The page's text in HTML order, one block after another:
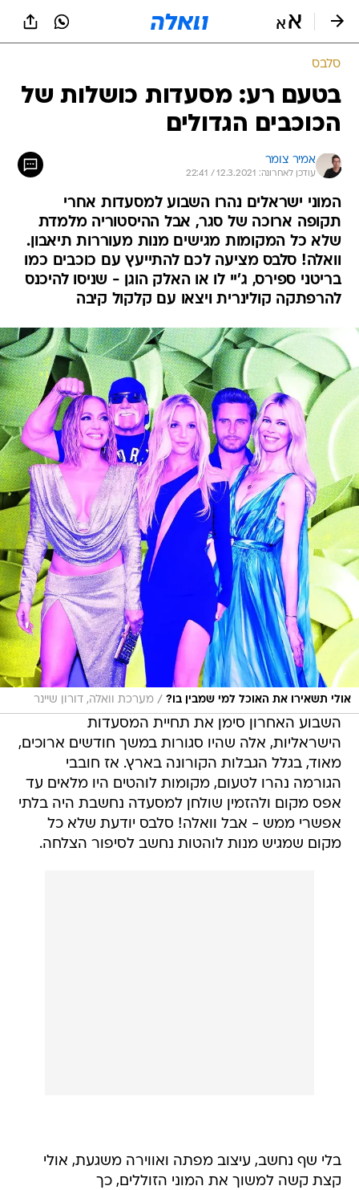
סלבס
בטעם רע: מסעדות כושלות של
הכוכבים הגדולים
אמיר צומר
עודכן לאחרונה: 12.3.2021 / 22:41
המוני ישראלים נהרו השבוע למסעדות אחרי
תקופה ארוכה של סגר, אבל ההיסטוריה מלמדת
שלא כל המקומות מגישים מנות מעוררות תיאבון.
וואלה! סלבס מציעה לכם להתייעץ עם כוכבים כמו
בריטני ספירס, ג'יי לו או האלק הוגן - שניסו להיכנס
להרפתקה קולינרית ויצאו עם קלקול קיבה
אולי תשאירו את האוכל למי שמבין בו? / מערכת וואלה, דורון שיינר
השבוע האחרון סימן את תחיית המסעדות
הישראליות, אלה שהיו סגורות במשך חודשים ארוכים,
מאוד, בגלל הגבלות הקורונה בארץ. אז חובבי
הגורמה נהרו לטעום, מקומות לוהטים היו מלאים עד
אפס מקום ולהזמין שולחן למסעדה נחשבת היה בלתי
אפשרי ממש - אבל וואלה! סלבס יודעת שלא כל
מקום שמגיש מנות לוהטות נחשב לסיפור הצלחה.
בלי שף נחשב, עיצוב מפתה ואווירה משגעת, אולי
קצת קשה למשוך את המוני הזוללים, כך